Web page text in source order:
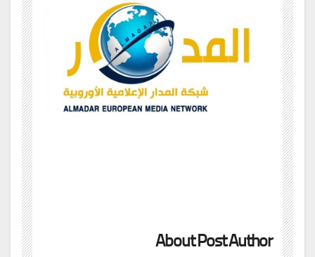
About Post Author